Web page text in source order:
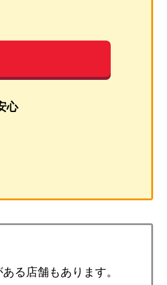
心
る店舗もあります。